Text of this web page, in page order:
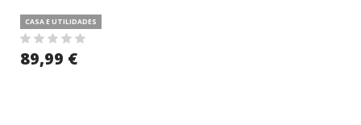
CASA E UTILIDADES
89,99 €